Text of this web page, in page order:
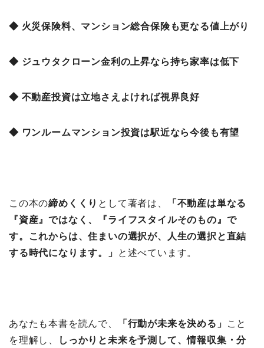
◆ 火災保険料、マンション総合保険も更なる値上がり
◆ ジュウタクローン金利の上昇なら持ち家率は低下
◆ 不動産投資は立地さえよければ視界良好
◆ ワンルームマンション投資は駅近なら今後も有望
この本の締めくくり として著者は、
「不動産は単なる
『資産』ではなく、『ライフスタイルそのもの』で
す。これからは、住まいの選択が、人生の選択と直結
する時代になります。」
と述べています。
あなたも本書を読んで、 「行動が未来を決める」
こと
を理解し、
しっかりと未来を予測して、情報収集・分